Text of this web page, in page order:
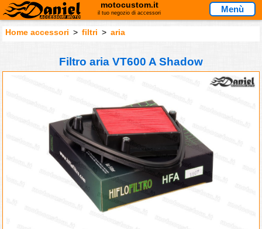
motocustom.it
il tuo negozio di accessori Menù
Home accessori > filtri > aria
Filtro aria VT600 A Shadow